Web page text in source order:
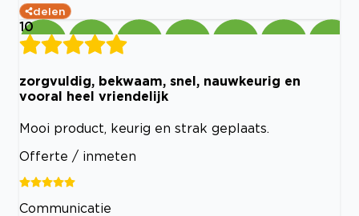
delen
10
zorgvuldig, bekwaam, snel, nauwkeurig en
vooral heel vriendelijk
Mooi product, keurig en strak geplaats.
Offerte / inmeten
Communicatie